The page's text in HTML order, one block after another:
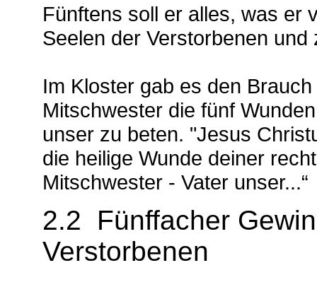
Fünftens soll er alles, was er
Seelen der Verstorbenen
Im Kloster gab es den
Mitschwester die fünf
unser zu beten. "Jesus
die heilige Wunde deiner
Mitschwester - Vater unser...“
2.2 Fünffacher
Verstorbenen